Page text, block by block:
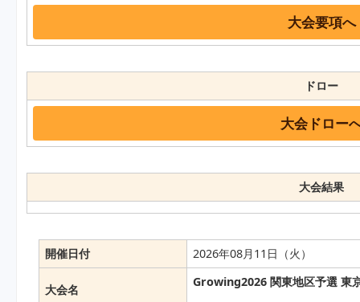
大会要項へ
ドロー
大会ドロー
大会結果
開催日付 2026年08月11日（火）
大会名
Growing2026 関東地区予選 東